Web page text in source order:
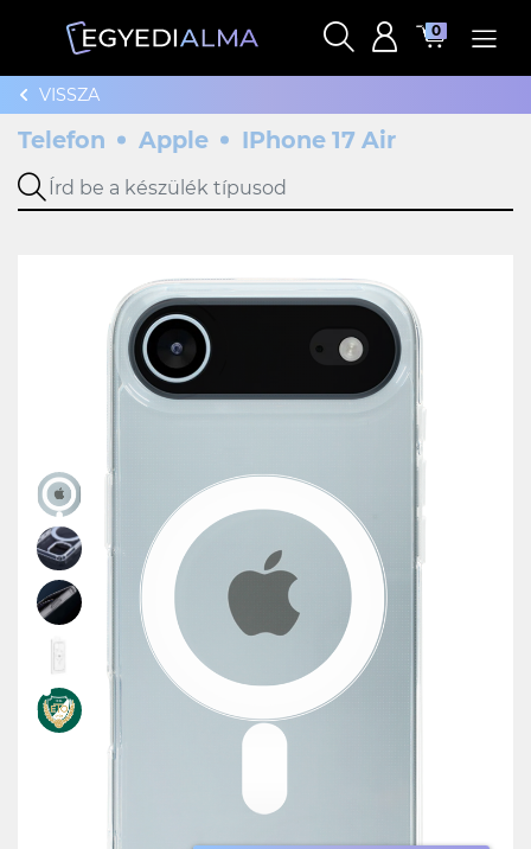
0
VISSZA
Telefon Apple IPhone 17 Air